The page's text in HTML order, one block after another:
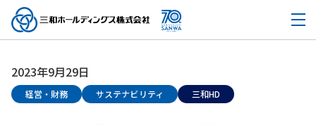
2023年9月29日
経営・財務 サステナビリティ 三和HD